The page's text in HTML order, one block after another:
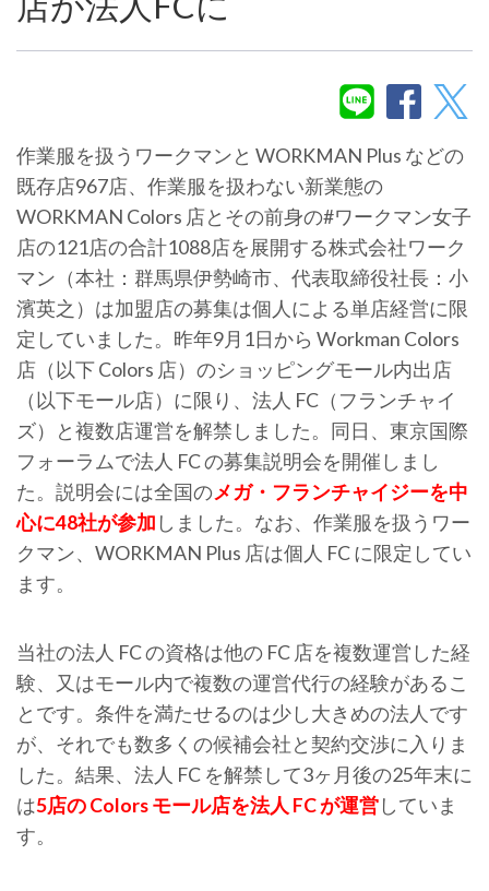
作業服を扱うワークマンと WORKMAN Plus などの
既存店967店、作業服を扱わない新業態の
WORKMAN Colors 店とその前身の#ワークマン女子
店の121店の合計1088店を展開する株式会社ワーク
マン（本社：群馬県伊勢崎市、代表取締役社長：小
濱英之）は加盟店の募集は個人による単店経営に限
定していました。昨年9月1日から Workman Colors
店（以下 Colors 店）のショッピングモール内出店
（以下モール店）に限り、法人 FC（フランチャイ
ズ）と複数店運営を解禁しました。同日、東京国際
フォーラムで法人 FC の募集説明会を開催しまし
た。説明会には全国のメガ・フランチャイジーを中
心に48社が参加 しました。なお、作業服を扱うワー
クマン、WORKMAN Plus 店は個人 FC に限定してい
ます。
当社の法人 FC の資格は他の FC 店を複数運営した経
験、又はモール内で複数の運営代行の経験があるこ
とです。条件を満たせるのは少し大きめの法人です
が、それでも数多くの候補会社と契約交渉に入りま
した。結果、法人 FC を解禁して3ヶ月後の25年末に
は5店の Colors モール店を法人 FC が運営していま
す。